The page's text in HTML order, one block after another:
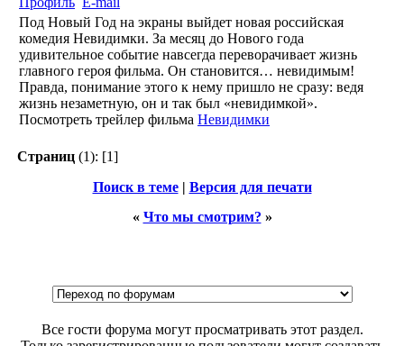
Под Новый Год на экраны выйдет новая российская
комедия Невидимки. За месяц до Нового года
удивительное событие навсегда переворачивает жизнь
главного героя фильма. Он становится… невидимым!
Правда, понимание этого к нему пришло не сразу: ведя
жизнь незаметную, он и так был «невидимкой».
Посмотреть трейлер фильма Невидимки
Страниц (1): [1]
Поиск в теме| Версия для печати
« Что мы смотрим? »
Все гости форума могут просматривать этот раздел.